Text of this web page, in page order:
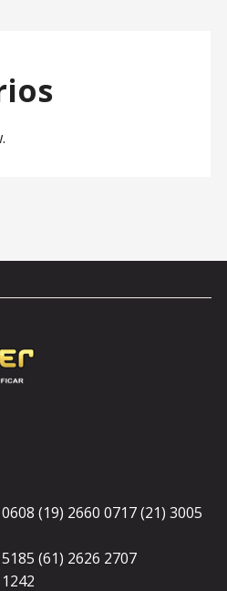
(19) 2660 0717 (21) 3005
(61) 2626 2707